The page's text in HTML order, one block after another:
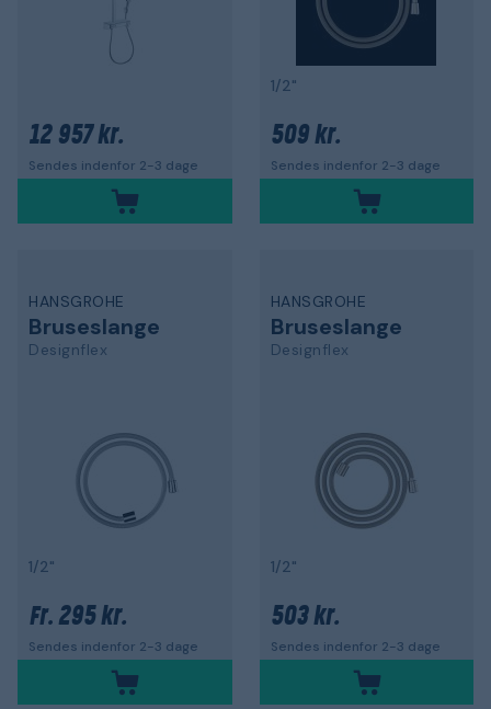
12 957 kr.
Sendes indenfor 2-3 dage
1/2"
509 kr.
Sendes indenfor 2-3 dage
HANSGROHE
Bruseslange
Designflex
1/2"
Fr. 295 kr.
Sendes indenfor 2-3 dage
HANSGROHE
Bruseslange
Designflex
1/2"
503 kr.
Sendes indenfor 2-3 dage